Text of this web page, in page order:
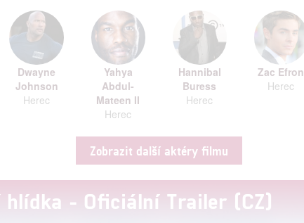
Dwayne
Johnson
Herec
Yahya
Abdul-
Mateen II
Herec
Hannibal
Buress
Herec
Zac Efron
Herec
Zobrazit další aktéry filmu
hlídka - Oficiální Trailer (CZ)